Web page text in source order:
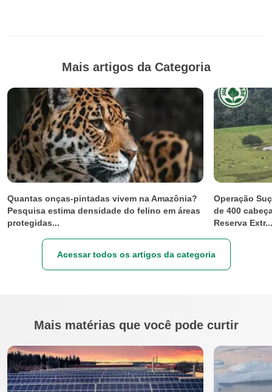
Mais artigos da Categoria
Quantas onças-pintadas vivem na Amazônia?
Pesquisa estima densidade do felino em áreas
protegidas...
Operação
de 400
Reserva Extr...
Acessar todos os artigos da categoria
Mais matérias que você pode curtir